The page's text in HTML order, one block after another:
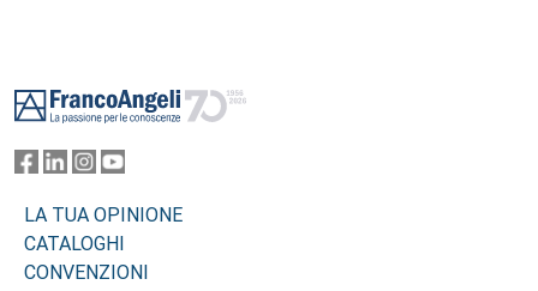
LA TUA OPINIONE
CATALOGHI
CONVENZIONI